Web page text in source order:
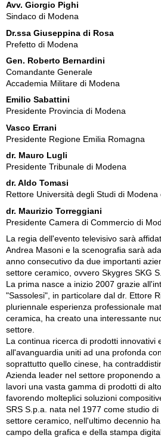
Avv. Giorgio Pighi
Sindaco di Modena
Dr.ssa Giuseppina di Rosa
Prefetto di Modena
Gen. Roberto Bernardini
Comandante Generale
Accademia Militare di Modena
Emilio Sabattini
Presidente Provincia di Modena
Vasco Errani
Presidente Regione Emilia Romagna
dr. Mauro Lugli
Presidente Tribunale di Modena
dr. Aldo Tomasi
Rettore Università degli Studi di Modena
dr. Maurizio Torreggiani
Presidente Camera di Commercio di
La regia dell'evento televisivo sarà
Andrea Masoni e la scenografia sarà
anno consecutivo da due importanti
settore ceramico, ovvero Skygres SKG
La prima nasce a inizio 2007 grazie
"Sassolesi", in particolare dal dr. Ettore
pluriennale esperienza professionale
ceramica, ha creato una interessante
settore.
La continua ricerca di prodotti innovativi
all'avanguardia uniti ad una profonda
soprattutto quello cinese, ha
Azienda leader nel settore proponendo
lavori una vasta gamma di prodotti di
favorendo molteplici soluzioni
SRS S.p.a. nata nel 1977 come studio
settore ceramico, nell'ultimo decennio
campo della grafica e della stampa